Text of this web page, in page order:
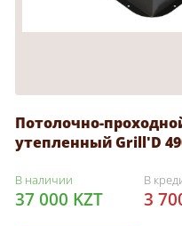
Потолочно-
утепленный Grill'D
В наличии
37 000 KZT
В
3